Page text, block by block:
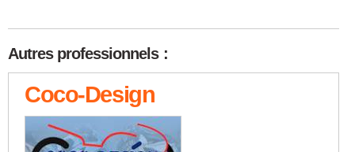
Autres professionnels :
Coco-Design